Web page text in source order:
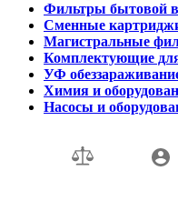
Фильтры бытовой
Сменные
Магистральные
Комплектующие
УФ
Химия и
Насосы и